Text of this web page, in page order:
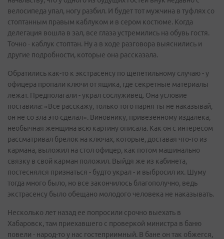
велосипеда упал, ногу разбил. И будет тот мужчина в туфлях со
стоптанным правым каблуком и в сером костюме. Когда
делегация вошла в зал, все глаза устремились на обувь гостя.
Точно - каблук стоптан. Ну а в ходе разговора выяснились и
другие подробности, которые она рассказала.
Обратились как-то к экстрасенсу по щепетильному случаю - у
офицера пропали ключи от ящика, где секретные материалы
лежат. Предполагали - украл сослуживец. Она условие
поставила: «Все расскажу, только того парня ты не наказывай,
он не со зла это сделал». Виновнику, привезенному издалека,
необычная женщина всю картину описала. Как он с интересом
рассматривал брелок на ключах, которые, доставая что-то из
кармана, выложил на стол офицер, как потом машинально
связку в свой карман положил. Выйдя же из кабинета,
постеснялся признаться - будто украл - и выбросил их. Шуму
тогда много было, но все закончилось благополучно, ведь
экстрасенсу было обещано молодого человека не наказывать.
Несколько лет назад ее попросили срочно выехать в
Хабаровск, там приехавшего с проверкой министра в баню
повели - народ-то у нас гостеприимный. В бане он так обжегся,